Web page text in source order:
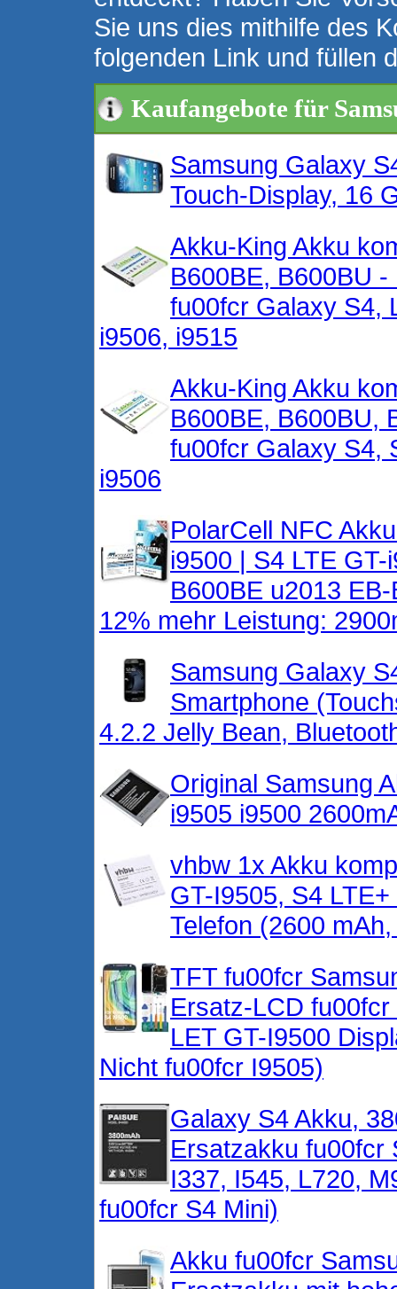
Sie uns dies mithilfe des
folgenden Link und füllen
Kaufangebote für
Samsung Galaxy
Touch-Display, 16
Akku-King Akku
B600BE, B600BU
fu00fcr Galaxy S4,
i9506, i9515
Akku-King Akku
B600BE, B600BU,
fu00fcr Galaxy S4,
i9506
PolarCell NFC
i9500 | S4 LTE
B600BE u2013
12% mehr Leistung:
Samsung Galaxy
Smartphone
4.2.2 Jelly Bean,
Original Samsung
i9505 i9500
vhbw 1x Akku
GT-I9505, S4
Telefon (2600
TFT fu00fcr
Ersatz-LCD
LET GT-I9500
Nicht fu00fcr I9505)
Galaxy S4 Akku,
Ersatzakku fu00fcr
I337, I545, L720,
fu00fcr S4 Mini)
Akku fu00fcr